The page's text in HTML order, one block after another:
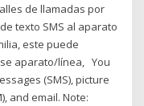
de llamadas por
texto SMS al aparato
este puede
aparato/línea, You
(SMS), picture
and email. Note: